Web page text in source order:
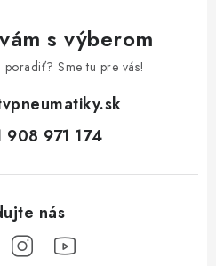
s výberom
poradiť? Sme tu pre vás!
908 971 174